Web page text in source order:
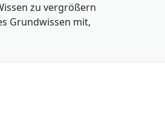
zu vergrößern
Grundwissen mit,